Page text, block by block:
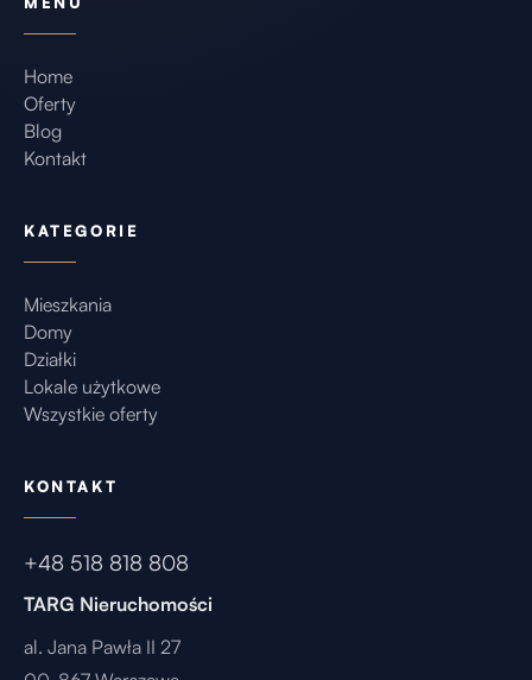
Home
Oferty
Blog
Kontakt
KATEGORIE
Mieszkania
Domy
Działki
Lokale użytkowe
Wszystkie oferty
KONTAKT
+48 518 818 808
TARG Nieruchomości
al. Jana Pawła II 27